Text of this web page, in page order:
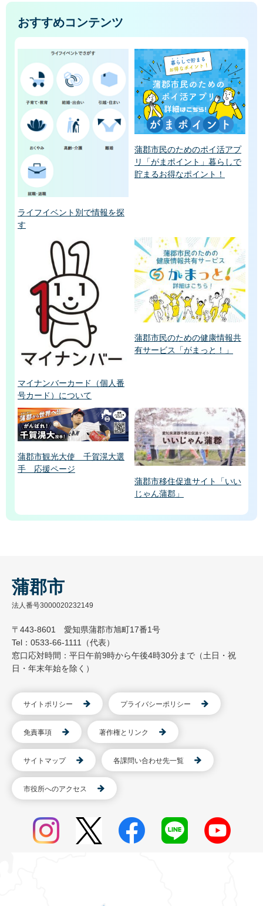
おすすめコンテンツ
ライフイベント別で情報を探
す
蒲郡市民のためのポイ活アプ
リ「がまポイント」暮らしで
貯まるお得なポイント！
マイナンバーカード（個人番
号カード）について
蒲郡市民のための健康情報共
有サービス「がまっと！」
蒲郡市観光大使 千賀滉大選
手 応援ページ
蒲郡市移住促進サイト「いい
じゃん蒲郡」
蒲郡市
法人番号3000020232149
〒443-8601 愛知県蒲郡市旭町17番1号
Tel：0533-66-1111（代表）
窓口応対時間：平日午前9時から午後4時30分まで（土日・祝
日・年末年始を除く）
サイトポリシー プライバシーポリシー
免責事項 著作権とリンク
サイトマップ 各課問い合わせ先一覧
市役所へのアクセス